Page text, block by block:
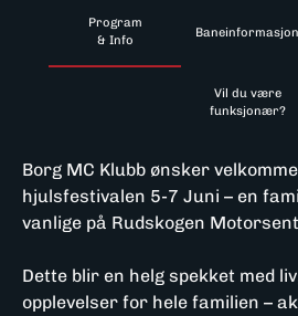
Program
& Info
Baneinformasjon
Vil du være
funksjonær?
Borg MC Klubb ønsker
hjulsfestivalen 5-7 Juni – en
vanlige på Rudskogen
Dette blir en helg spekket med
opplevelser for hele familien –